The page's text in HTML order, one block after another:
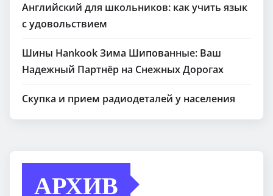
Английский для школьников: как учить язык
с удовольствием
Шины Hankook Зима Шипованные: Ваш
Надежный Партнёр на Снежных Дорогах
Скупка и прием радиодеталей у населения
АРХИВ